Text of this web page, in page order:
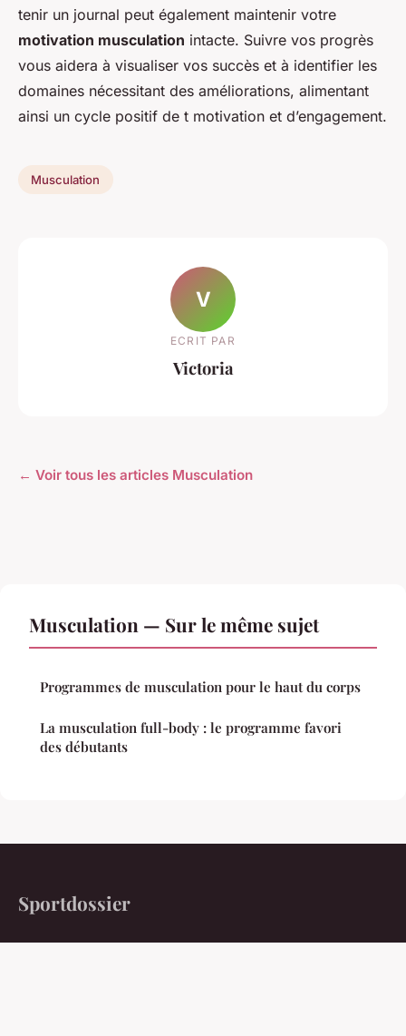
tenir un journal peut également maintenir votre
motivation musculation intacte. Suivre vos progrès
vous aidera à visualiser vos succès et à identifier les
domaines nécessitant des améliorations, alimentant
ainsi un cycle positif de t motivation et d’engagement.
Musculation
V
ECRIT PAR
Victoria
← Voir tous les articles Musculation
Musculation — Sur le même sujet
Programmes de musculation pour le haut du corps
La musculation full-body : le programme favori
des débutants
Sportdossier